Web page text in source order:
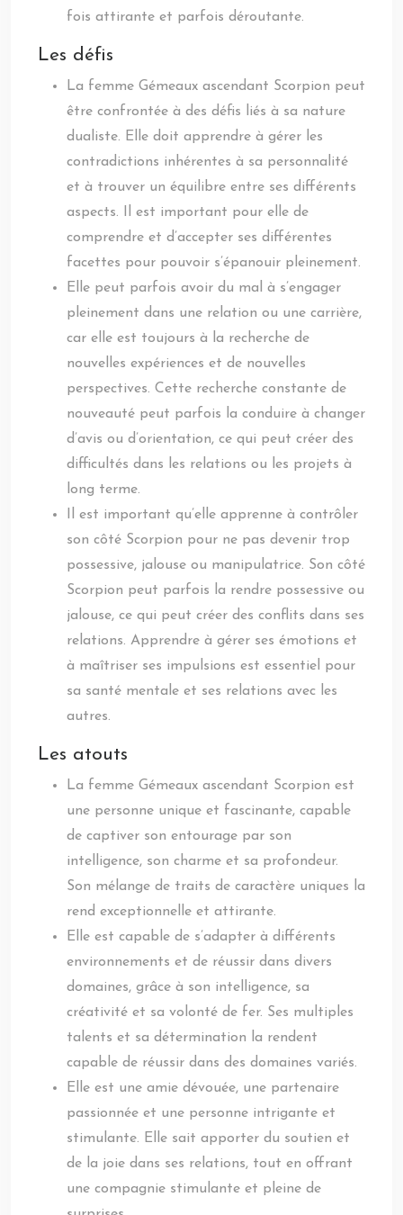
fois attirante et parfois déroutante.
Les défis
La femme Gémeaux ascendant Scorpion peut
être confrontée à des défis liés à sa nature
dualiste. Elle doit apprendre à gérer les
contradictions inhérentes à sa personnalité
et à trouver un équilibre entre ses différents
aspects. Il est important pour elle de
comprendre et d’accepter ses différentes
facettes pour pouvoir s’épanouir pleinement.
Elle peut parfois avoir du mal à s’engager
pleinement dans une relation ou une carrière,
car elle est toujours à la recherche de
nouvelles expériences et de nouvelles
perspectives. Cette recherche constante de
nouveauté peut parfois la conduire à changer
d’avis ou d’orientation, ce qui peut créer des
difficultés dans les relations ou les projets à
long terme.
Il est important qu’elle apprenne à contrôler
son côté Scorpion pour ne pas devenir trop
possessive, jalouse ou manipulatrice. Son côté
Scorpion peut parfois la rendre possessive ou
jalouse, ce qui peut créer des conflits dans ses
relations. Apprendre à gérer ses émotions et
à maîtriser ses impulsions est essentiel pour
sa santé mentale et ses relations avec les
autres.
Les atouts
La femme Gémeaux ascendant Scorpion est
une personne unique et fascinante, capable
de captiver son entourage par son
intelligence, son charme et sa profondeur.
Son mélange de traits de caractère uniques la
rend exceptionnelle et attirante.
Elle est capable de s’adapter à différents
environnements et de réussir dans divers
domaines, grâce à son intelligence, sa
créativité et sa volonté de fer. Ses multiples
talents et sa détermination la rendent
capable de réussir dans des domaines variés.
Elle est une amie dévouée, une partenaire
passionnée et une personne intrigante et
stimulante. Elle sait apporter du soutien et
de la joie dans ses relations, tout en offrant
une compagnie stimulante et pleine de